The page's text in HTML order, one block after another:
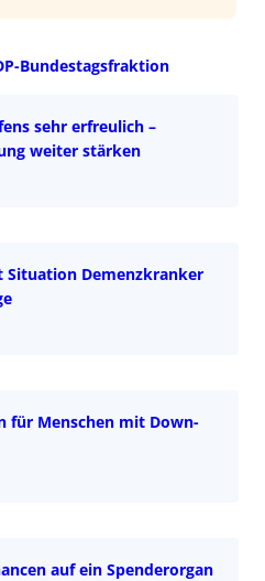
Bundestagsfraktion
sehr erfreulich –
weiter stärken
Situation Demenzkranker
für Menschen mit Down-
auf ein Spenderorgan